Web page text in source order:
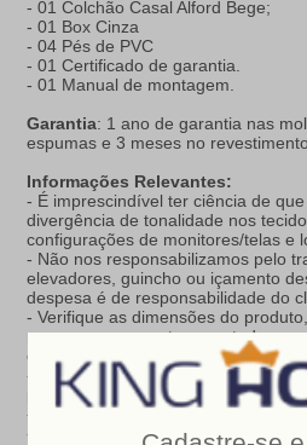
- 01 Colchão Casal Alford Bege;
- 01 Box Cinza
- 04 Pés de PVC
- 01 Certificado de garantia.
- 01 Manual de montagem.
Garantia: 1 ano de garantia nas
espumas e 3 meses no revestimento.
Informações Relevantes:
- É imprescindível ter ciência de
divergência de tonalidade nos
configurações de monitores/telas e
- Não nos responsabilizamos pelo
elevadores, guincho ou içamento
despesa é de responsabilidade do
- Verifique as dimensões do
mesmo possa ser transportado por
elevadores;
- Os objetos que decoram a
produto;
- Não nos responsabilizamos pela
- Prestamos assistência somente